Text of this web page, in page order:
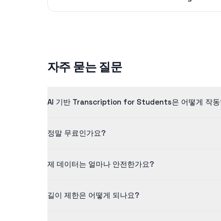
자주 묻는 질문
AI 기반 Transcription for Students은 어떻게 작동
정말 무료인가요?
제 데이터는 얼마나 안전한가요?
길이 제한은 어떻게 되나요?